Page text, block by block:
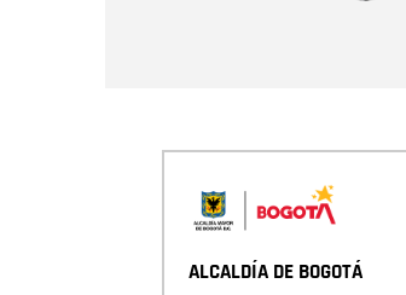
ALCALDÍA DE BOGOTÁ